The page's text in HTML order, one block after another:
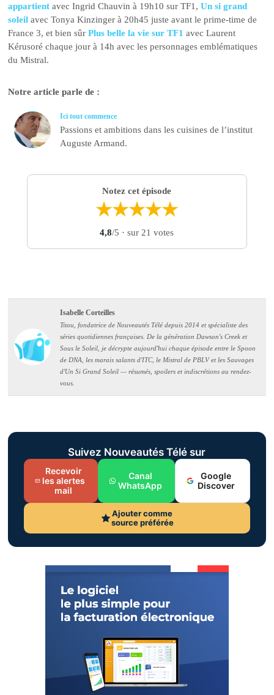
appartient avec Ingrid Chauvin à 19h10 sur TF1,Un si grand
soleil avec Tonya Kinzinger à 20h45 juste avant le prime-time de
France 3, et bien sûrPlus belle la vie sur TF1 avec Laurent
Kérusoré chaque jour à 14h avec les personnages emblématiques
du Mistral.
Notre article parle de :
Ici tout commence
Passions et ambitions dans les cuisines de l’institut
Auguste Armand.
Notez cet épisode
★★★★★
4,8/5 · sur 21 votes
Isabelle Corteilles
Titou, fondatrice de Nouveautés Télé depuis 2014 et spécialiste des
séries quotidiennes françaises. De la génération Dawson's Creek et
Sous le Soleil, je décrypte aujourd'hui chaque épisode entre le Spoon
de DNA, les marais salants d'ITC, le Mistral de PBLV et les Sauvages
d'Un Si Grand Soleil — résumés, spoilers et indiscrétions au rendez-
vous.
Suivez Nouveautés Télé sur
Recevoir
les alertes
mail
Canal
WhatsApp
Google
Discover
Ajouter comme
source préférée